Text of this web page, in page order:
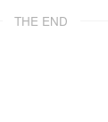
THE END